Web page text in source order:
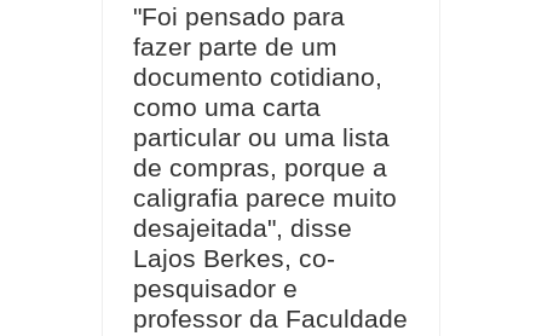
"Foi pensado para
fazer parte de um
documento cotidiano,
como uma carta
particular ou uma lista
de compras, porque a
caligrafia parece muito
desajeitada", disse
Lajos Berkes, co-
pesquisador e
professor da Faculdade